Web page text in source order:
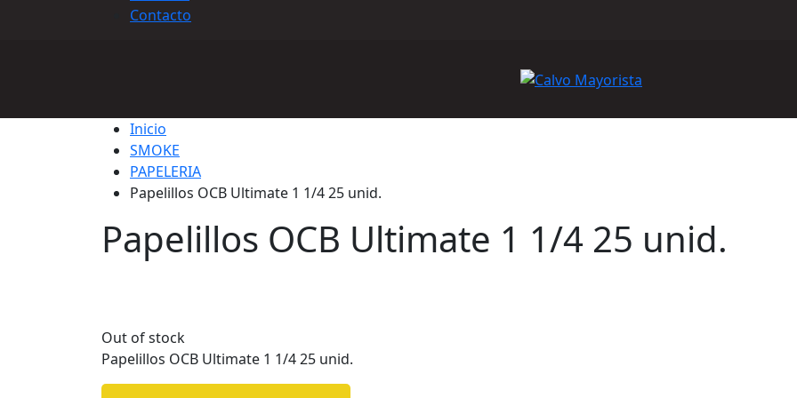
Contacto
Inicio
SMOKE
PAPELERIA
Papelillos OCB Ultimate 1 1/4 25 unid.
Papelillos OCB Ultimate 1 1/4 25 unid.
Out of stock
Papelillos OCB Ultimate 1 1/4 25 unid.